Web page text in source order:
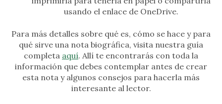
usando el enlace de OneDrive.
Para más detalles sobre qué es, cómo se hace y para
qué sirve una nota biográfica, visita nuestra guía
completa aquí. Allí te encontrarás con toda la
información que debes contemplar antes de crear
esta nota y algunos consejos para hacerla más
interesante al lector.